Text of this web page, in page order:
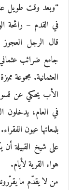
“وبعد وقت طويل
في القدم – رائحة
قال الرجل العجوز
جامع ضرائب
العثمانية. مجموعة
الأب يحكي عن
في العام، يدخلون
بلمعاتها عيون الفقراء.
على شيخ القبيلة أن
هواء القرية لأيام.
من لا يقدّم ما